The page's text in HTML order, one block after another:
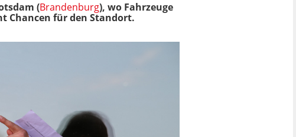
(Brandenburg), wo Fahrzeuge
Chancen für den Standort.